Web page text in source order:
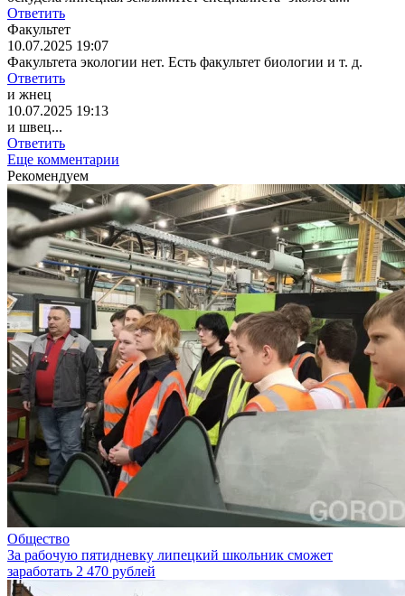
Ответить
Факультет
10.07.2025 19:07
Факультета экологии нет. Есть факультет биологии и т. д.
Ответить
и жнец
10.07.2025 19:13
и швец...
Ответить
Еще комментарии
Рекомендуем
Общество
За рабочую пятидневку липецкий школьник сможет
заработать 2 470 рублей